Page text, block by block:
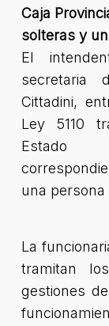
Caja
solteras y
El
secretaria
Cittadini,
Ley 5110
Estado
una
La
tramitan
gestiones